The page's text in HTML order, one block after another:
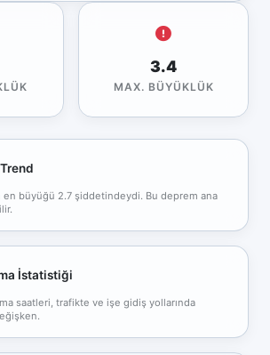
3.4
MAX. BÜYÜKLÜK
en büyüğü 2.7 şiddetindeydi. Bu deprem ana
İstatistiği
saatleri, trafikte ve işe gidiş yollarında